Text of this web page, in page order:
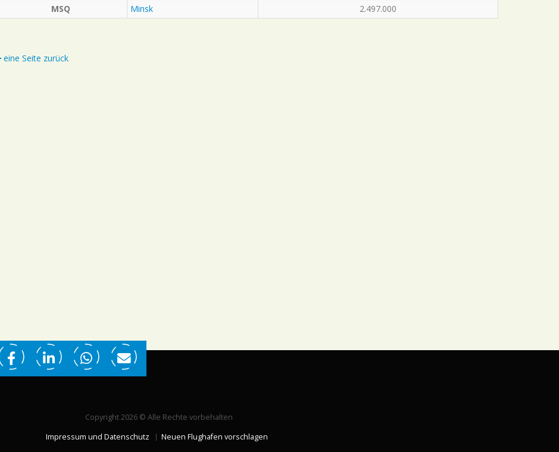
MSQ
Minsk 2.497.000
eine Seite zurück
Copyright 2026 © Alle Rechte vorbehalten
Impressum und Datenschutz
Neuen Flughafen vorschlagen